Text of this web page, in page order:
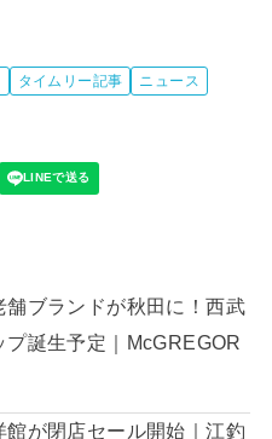
タイムリー記事
ニュース
舗ブランドが秋田に！西武
誕生予定｜McGREGOR
館が閉店セール開始｜江釣